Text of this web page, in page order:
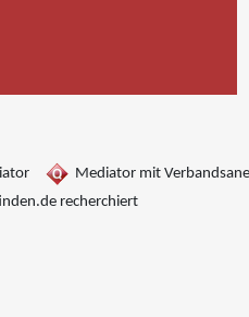
Mediator mit
recherchiert